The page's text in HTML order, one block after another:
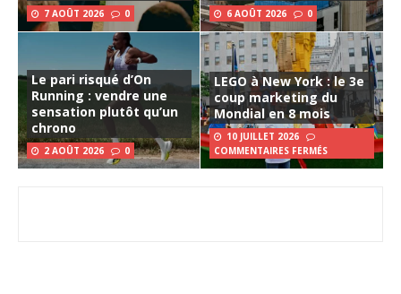
7 AOÛT 2026 0 6 AOÛT 2026 0
Le pari risqué d’On
Running : vendre une
sensation plutôt qu’un
chrono
2 AOÛT 2026 0
LEGO à New York : le 3e
coup marketing du
Mondial en 8 mois
10 JUILLET 2026
COMMENTAIRES FERMÉS